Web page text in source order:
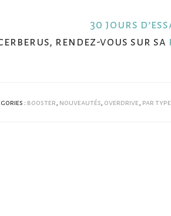
30 jours
rendez-vous sur sa
: booster, nouveautés, overdrive, par